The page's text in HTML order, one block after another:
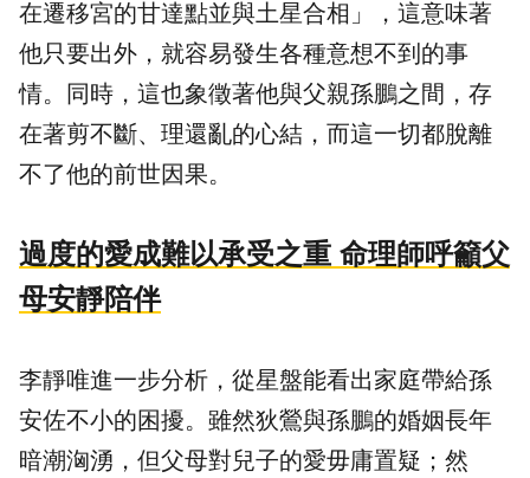
在遷移宮的甘達點並與土星合相」，這意味著
他只要出外，就容易發生各種意想不到的事
情。同時，這也象徵著他與父親孫鵬之間，存
在著剪不斷、理還亂的心結，而這一切都脫離
不了他的前世因果。
過度的愛成難以承受之重 命理師呼籲父
母安靜陪伴
李靜唯進一步分析，從星盤能看出家庭帶給孫
安佐不小的困擾。雖然狄鶯與孫鵬的婚姻長年
暗潮洶湧，但父母對兒子的愛毋庸置疑；然